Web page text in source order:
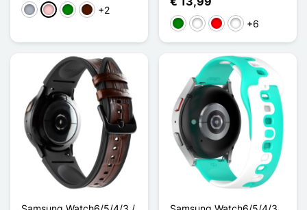
GrijsRozeGroenDonkerbruin
+2
GroenRose / Blanc
Rouge / Noir
Noir/Gris
+6